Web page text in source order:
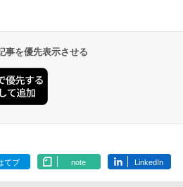
事を優先表示させる
てブ note LinkedIn